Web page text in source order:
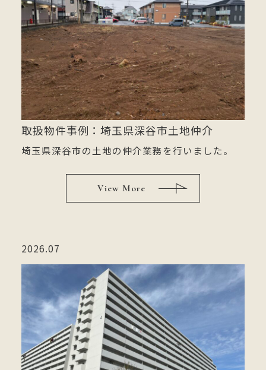
取扱物件事例：埼玉県深谷市土地仲介
埼玉県深谷市の土地の仲介業務を行いました。
View More
2026.07